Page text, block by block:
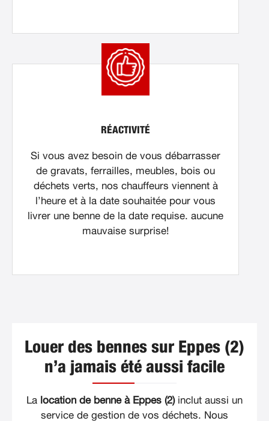
RÉACTIVITÉ
Si vous avez besoin de vous débarrasser
de gravats, ferrailles, meubles, bois ou
déchets verts, nos chauffeurs viennent à
l’heure et à la date souhaitée pour vous
livrer une benne de la date requise. aucune
mauvaise surprise!
Louer des bennes sur Eppes (2)
n’a jamais été aussi facile
La location de benne à Eppes (2)inclut aussi un
service de gestion de vos déchets. Nous